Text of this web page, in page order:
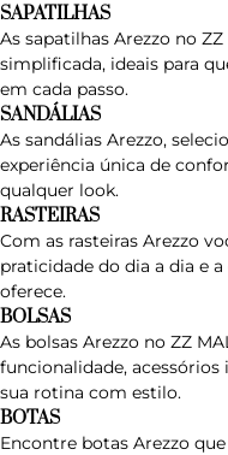
SAPATILHAS
As sapatilhas Arezzo no
simplificada, ideais para
em cada passo.
SANDÁLIAS
As sandálias Arezzo,
experiência única de
qualquer look.
RASTEIRAS
Com as rasteiras Arezzo
praticidade do dia a dia e
oferece.
BOLSAS
As bolsas Arezzo no ZZ
funcionalidade,
sua rotina com estilo.
BOTAS
Encontre botas Arezzo